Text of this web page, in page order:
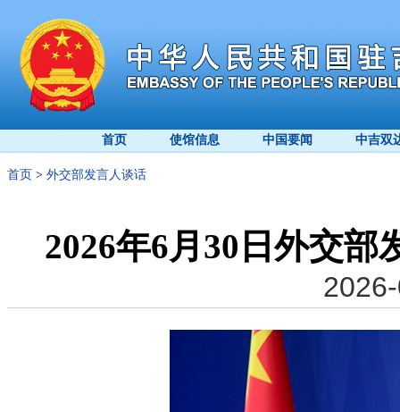
首页 使馆信息 中国要闻 中吉双
首页 > 外交部发言人谈话
2026年6月30日外交